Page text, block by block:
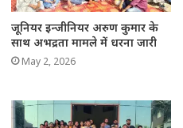
जूनियर इन्जीनियर अरुण कुमार के
साथ अभद्रता मामले में धरना जारी
May 2, 2026